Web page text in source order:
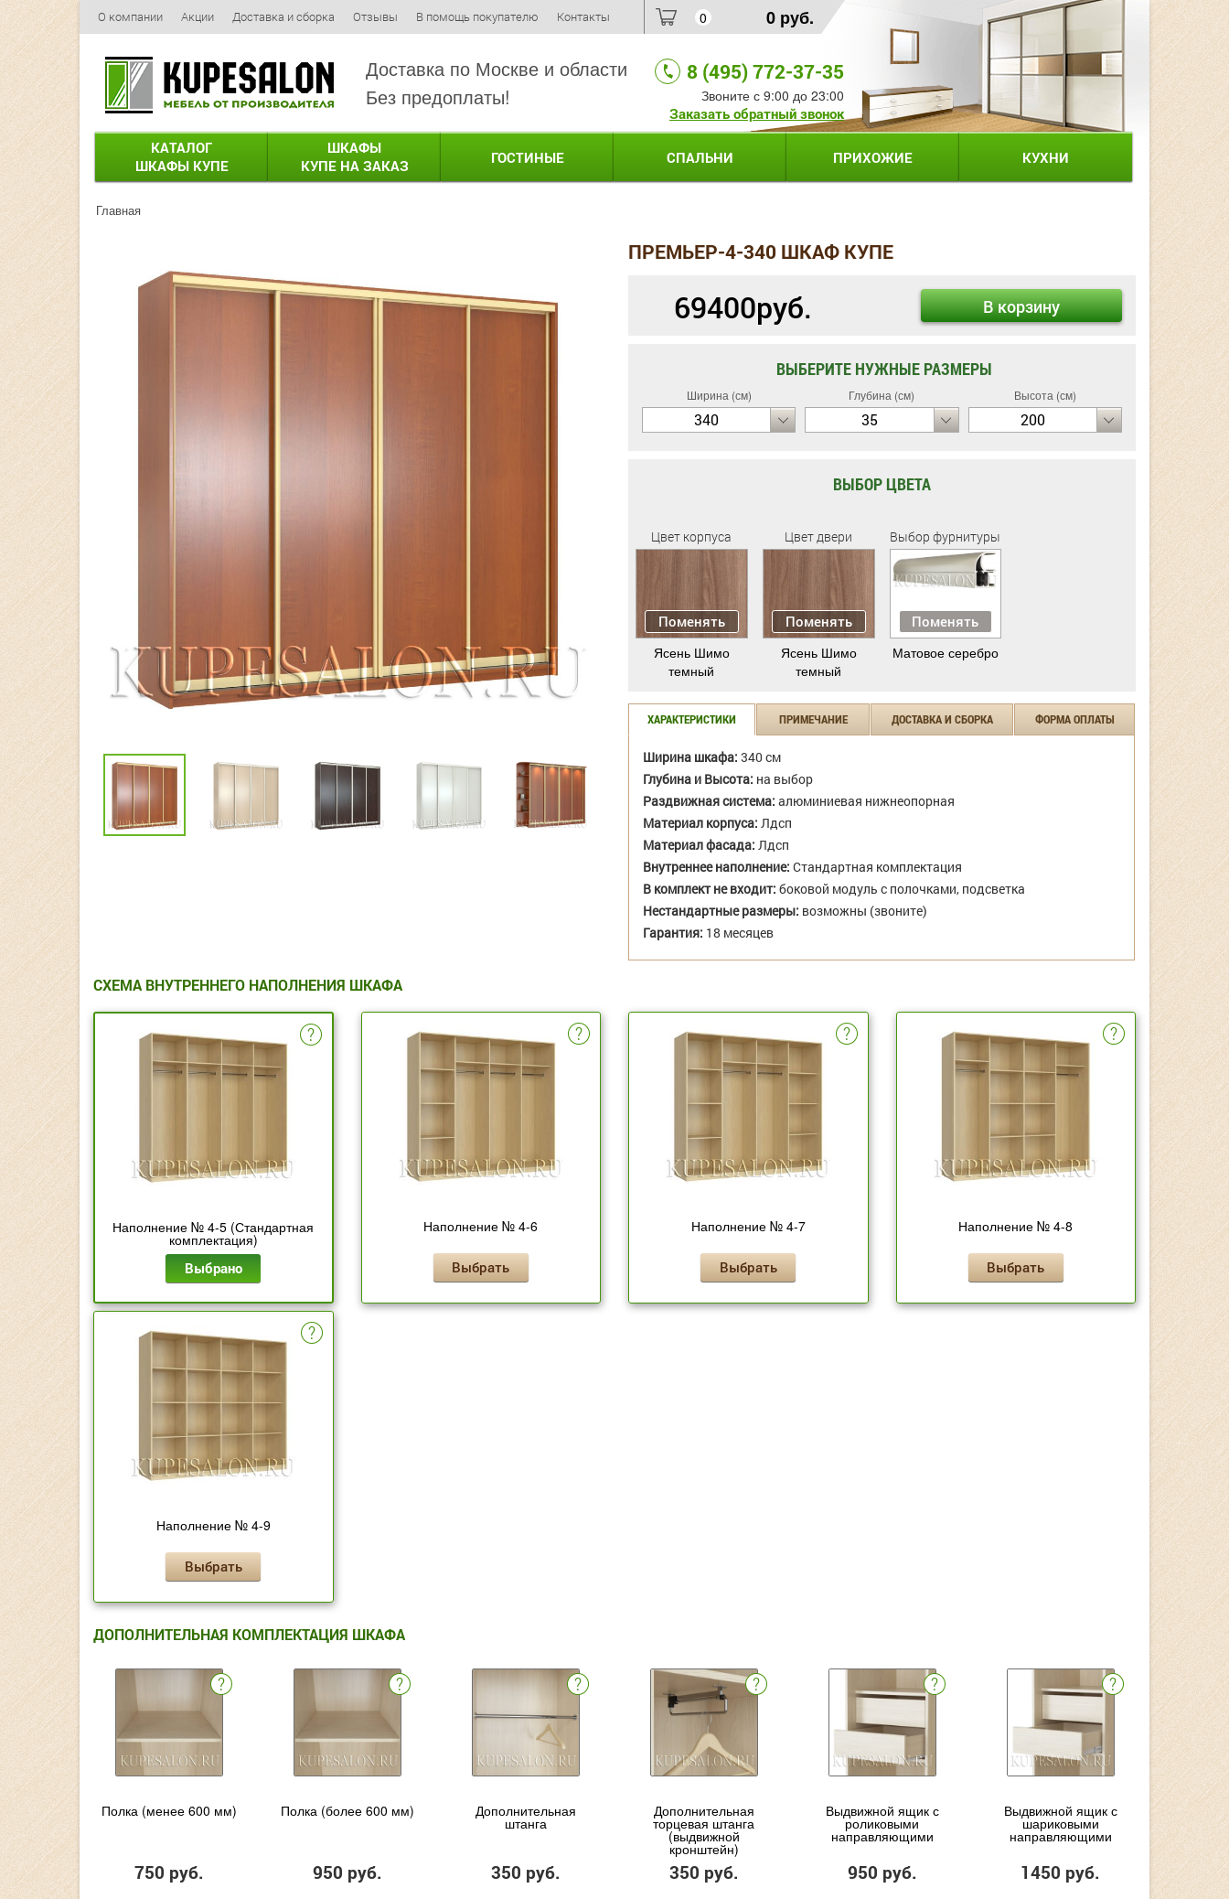
О компании Акции Доставка и сборка Отзывы В помощь покупателю Контакты 0 0 руб.
Доставка по Москве и области
Без предоплаты!
8 (495) 772-37-35
Звоните с 9:00 до 23:00
Заказать обратный звонок
КАТАЛОГ
ШКАФЫ КУПЕ
ШКАФЫ
КУПЕ НА ЗАКАЗ
ГОСТИНЫЕ СПАЛЬНИ ПРИХОЖИЕ КУХНИ
Главная
ПРЕМЬЕР-4-340 ШКАФ КУПЕ
69400руб. В корзину
ВЫБЕРИТЕ НУЖНЫЕ РАЗМЕРЫ
Ширина (см)
340
Глубина (см)
35
Высота (см)
200
ВЫБОР ЦВЕТА
Цвет корпуса
Поменять
Ясень Шимо
темный
Цвет двери
Поменять
Ясень Шимо
темный
Выбор фурнитуры
Поменять
Матовое серебро
ХАРАКТЕРИСТИКИ ПРИМЕЧАНИЕ ДОСТАВКА И СБОРКА ФОРМА ОПЛАТЫ
Ширина шкафа: 340 см
Глубина и Высота: на выбор
Раздвижная система: алюминиевая нижнеопорная
Материал корпуса: Лдсп
Материал фасада: Лдсп
Внутреннее наполнение: Стандартная комплектация
В комплект не входит: боковой модуль с полочками, подсветка
Нестандартные размеры: возможны (звоните)
Гарантия: 18 месяцев
СХЕМА ВНУТРЕННЕГО НАПОЛНЕНИЯ ШКАФА
Наполнение № 4-5 (Стандартная
комплектация)
Выбрано
Наполнение № 4-6
Выбрать
Наполнение № 4-7
Выбрать
Наполнение № 4-8
Выбрать
Наполнение № 4-9
Выбрать
ДОПОЛНИТЕЛЬНАЯ КОМПЛЕКТАЦИЯ ШКАФА
Полка (менее 600 мм)
750 руб.
Полка (более 600 мм)
950 руб.
Дополнительная
штанга
350 руб.
Дополнительная
торцевая штанга
(выдвижной
кронштейн)
350 руб.
Выдвижной ящик с
роликовыми
направляющими
950 руб.
Выдвижной ящик с
шариковыми
направляющими
1450 руб.